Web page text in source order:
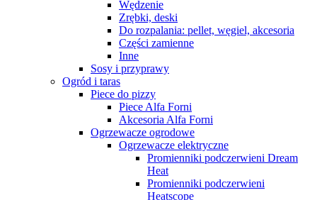
Wędzenie
Zrębki, deski
Do rozpalania: pellet, węgiel, akcesoria
Części zamienne
Inne
Sosy i przyprawy
Ogród i taras
Piece do pizzy
Piece Alfa Forni
Akcesoria Alfa Forni
Ogrzewacze ogrodowe
Ogrzewacze elektryczne
Promienniki podczerwieni Dream
Heat
Promienniki podczerwieni
Heatscope